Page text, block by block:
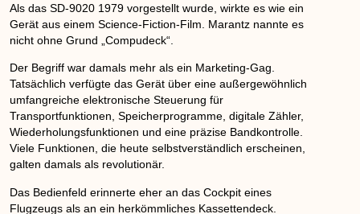
Als das SD-9020 1979 vorgestellt wurde, wirkte es wie ein
Gerät aus einem Science-Fiction-Film. Marantz nannte es
nicht ohne Grund „Compudeck“.
Der Begriff war damals mehr als ein Marketing-Gag.
Tatsächlich verfügte das Gerät über eine außergewöhnlich
umfangreiche elektronische Steuerung für
Transportfunktionen, Speicherprogramme, digitale Zähler,
Wiederholungsfunktionen und eine präzise Bandkontrolle.
Viele Funktionen, die heute selbstverständlich erscheinen,
galten damals als revolutionär.
Das Bedienfeld erinnerte eher an das Cockpit eines
Flugzeugs als an ein herkömmliches Kassettendeck.